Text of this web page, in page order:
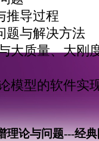
导过程
与解决方法
大质量、大刚
模型的软件实
理论与问题---经